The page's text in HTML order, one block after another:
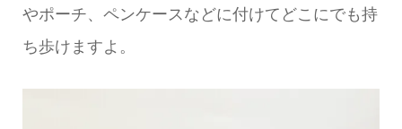
やポーチ、ペンケースなどに付けてどこにでも持
ち歩けますよ。